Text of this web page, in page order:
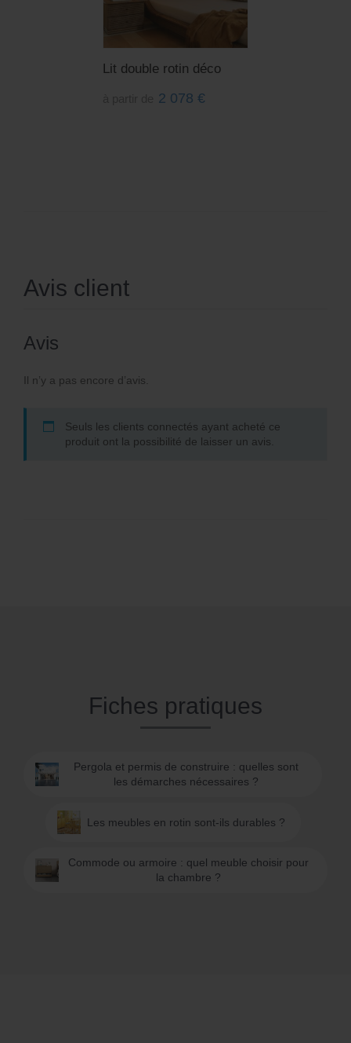
Lit double rotin déco
2 078 €
Avis client
Avis
Il n’y a pas encore d’avis.
Seuls les clients connectés ayant acheté ce
produit ont la possibilité de laisser un avis.
Fiches pratiques
Pergola et permis de construire : quelles sont
les démarches nécessaires ?
Les meubles en rotin sont-ils durables ?
Commode ou armoire : quel meuble choisir pour
la chambre ?